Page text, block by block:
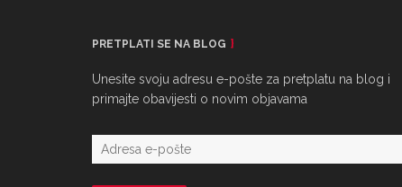
PRETPLATI SE NA BLOG
Unesite svoju adresu e-pošte za pretplatu na blog i
primajte obavijesti o novim objavama